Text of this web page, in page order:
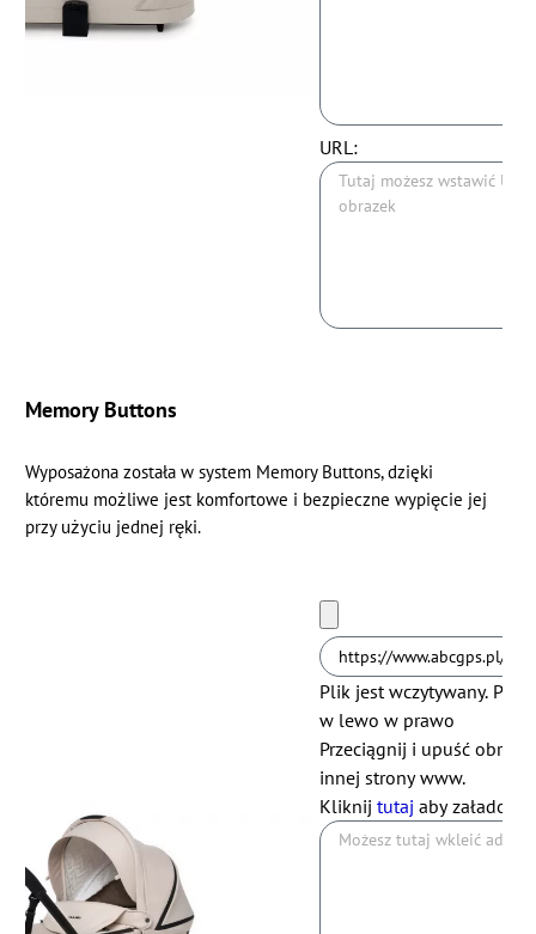
URL:
Memory Buttons
Wyposażona została w system Memory Buttons, dzięki
któremu możliwe jest komfortowe i bezpieczne wypięcie jej
przy użyciu jednej ręki.
Plik jest wczytywany.
w lewo w prawo
Przeciągnij i upuść
innej strony www.
Kliknij tutaj aby